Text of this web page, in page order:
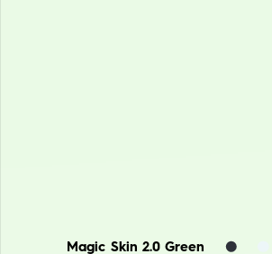
Lunar Frost